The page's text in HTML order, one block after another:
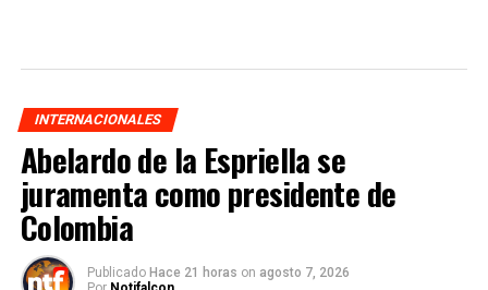
INTERNACIONALES
Abelardo de la Espriella se
juramenta como presidente de
Colombia
Publicado Hace 21 horas on agosto 7, 2026